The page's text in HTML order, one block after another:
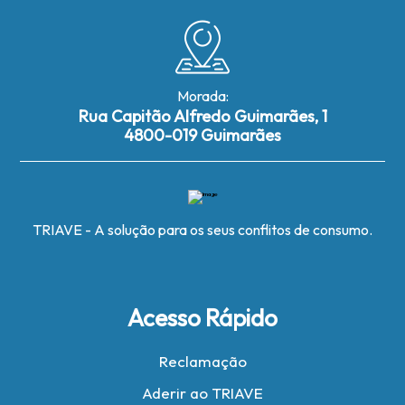
Morada:
Rua Capitão Alfredo Guimarães, 1
4800-019 Guimarães
TRIAVE - A solução para os seus conflitos de consumo.
Acesso Rápido
Reclamação
Aderir ao TRIAVE